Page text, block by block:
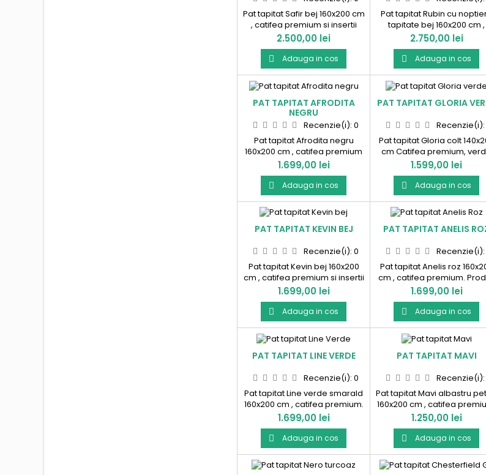
Pat tapitat Safir bej 160x200 cm
, catifea premium si insertii
aurii Produs in Romania !
Pret
2.500,00 lei
 Adauga in cos
Pat tapitat Rubin cu
tapitate bej 160x200 cm ,
catifea premium si insertii
aurii Produs in Romania !
Pret
2.750,00 lei
 Adauga in cos
PAT TAPITAT AFRODITA
NEGRU
Recenzie(i): 0
Pat tapitat Afrodita negru
160x200 cm , catifea premium
,cu insertii aurii. Produs in
Romania !
Pret
1.699,00 lei
 Adauga in cos
PAT TAPITAT GLORIA
Recenzie(i):
Pat tapitat Gloria colt
cm Catifea premium,
smaralad Produs in
Pret
1.599,00 lei
 Adauga in cos
PAT TAPITAT KEVIN BEJ
Recenzie(i): 0
Pat tapitat Kevin bej 160x200
cm , catifea premium si insertii
aurii. Produs in Romania !
Pret
1.699,00 lei
 Adauga in cos
PAT TAPITAT ANELIS
Recenzie(i):
Pat tapitat Anelis roz
cm , catifea premium.
in Romania !
Pret
1.699,00 lei
 Adauga in cos
PAT TAPITAT LINE VERDE
Recenzie(i): 0
Pat tapitat Line verde smarald
160x200 cm , catifea premium.
Produs in Romania !
Pret
1.699,00 lei
 Adauga in cos
PAT TAPITAT MAVI
Recenzie(i):
Pat tapitat Mavi albastru
160x200 cm , catifea
Produs in Romania !
Pret
1.250,00 lei
 Adauga in cos